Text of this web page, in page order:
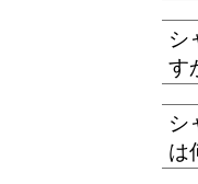
シ
す
シ
は